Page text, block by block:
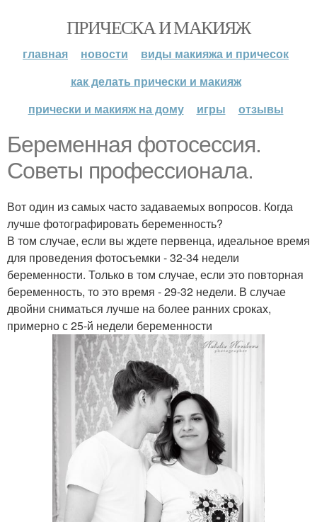
ПРИЧЕСКА И МАКИЯЖ
главная новости
виды макияжа и причесок
как делать прически и макияж
прически и макияж на дому
игры отзывы
Беременная фотосессия.
Советы профессионала.
Вот один из самых часто задаваемых вопросов. Когда
лучше фотографировать беременность?
В том случае, если вы ждете первенца, идеальное время
для проведения фотосъемки - 32-34 недели
беременности. Только в том случае, если это повторная
беременность, то это время - 29-32 недели. В случае
двойни сниматься лучше на более ранних сроках,
примерно с 25-й недели беременности